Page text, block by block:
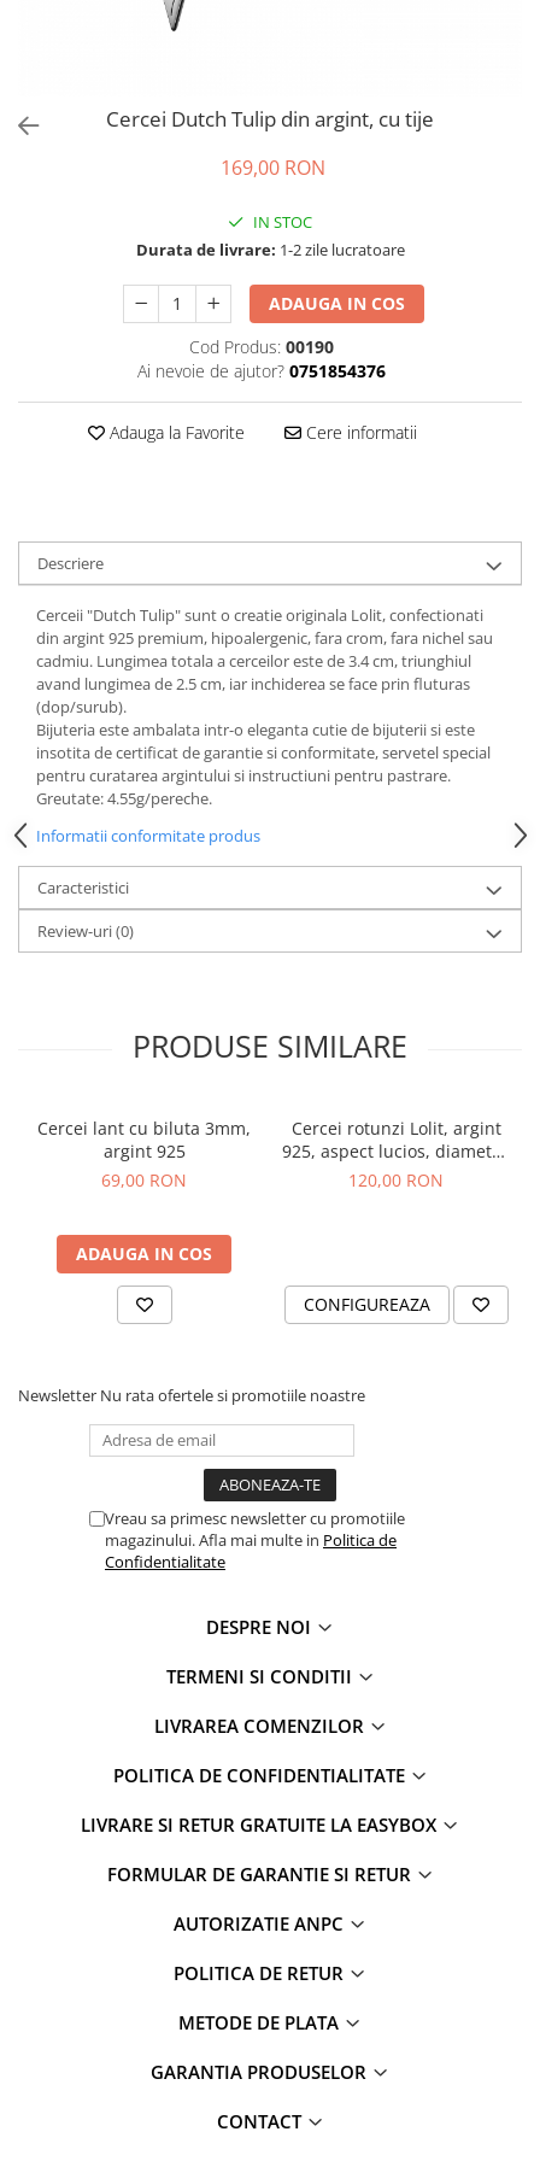
Cercei Dutch Tulip din argint, cu tije
169,00 RON
IN STOC
Durata de livrare: 1-2 zile lucratoare
ADAUGA IN COS
Cod Produs: 00190
Ai nevoie de ajutor? 0751854376
Adauga la Favorite Cere informatii
Descriere
Cerceii "Dutch Tulip" sunt o creatie originala Lolit, confectionati
din argint 925 premium, hipoalergenic, fara crom, fara nichel sau
cadmiu. Lungimea totala a cerceilor este de 3.4 cm, triunghiul
avand lungimea de 2.5 cm, iar inchiderea se face prin fluturas
(dop/surub).
Bijuteria este ambalata intr-o eleganta cutie de bijuterii si este
insotita de certificat de garantie si conformitate, servetel special
pentru curatarea argintului si instructiuni pentru pastrare.
Greutate: 4.55g/pereche.
Informatii conformitate produs
Caracteristici
Review-uri(0)
PRODUSE SIMILARE
Cercei lant cu biluta 3mm,
argint 925
69,00 RON
ADAUGA IN COS
Cercei rotunzi Lolit, argint
925, aspect lucios, diametru
1.4cm
120,00 RON
CONFIGUREAZA
Newsletter Nu rata ofertele si promotiile noastre
Vreau sa primesc newsletter cu promotiile
magazinului. Afla mai multe in Politica de
Confidentialitate
DESPRE NOI
TERMENI SI CONDITII
LIVRAREA COMENZILOR
POLITICA DE CONFIDENTIALITATE
LIVRARE SI RETUR GRATUITE LA EASYBOX
FORMULAR DE GARANTIE SI RETUR
AUTORIZATIE ANPC
POLITICA DE RETUR
METODE DE PLATA
GARANTIA PRODUSELOR
CONTACT